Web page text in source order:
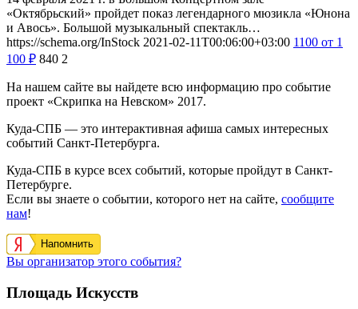
«Октябрьский» пройдет показ легендарного мюзикла «Юнона
и Авось». Большой музыкальный спектакль…
https://schema.org/InStock 2021-02-11T00:06:00+03:00 1100 от 1
100 ₽ 840 2
На нашем сайте вы найдете всю информацию про событие
проект «Скрипка на Невском» 2017.
Куда-СПБ — это интерактивная афиша самых интересных
событий Санкт-Петербурга.
Куда-СПБ в курсе всех событий, которые пройдут в Санкт-
Петербурге.
Если вы знаете о событии, которого нет на сайте, сообщите
нам!
Напомнить
Вы организатор этого события?
Площадь Искусств